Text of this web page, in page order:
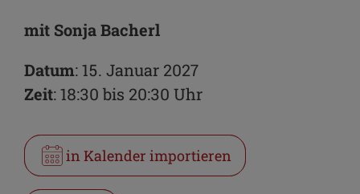
mit Sonja Bacherl
Datum: 15. Januar 2027
Zeit: 18:30 bis 20:30 Uhr
in Kalender importieren